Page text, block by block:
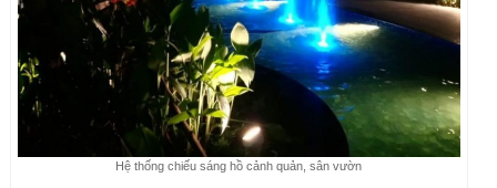
Hệ thống chiếu sáng hồ cảnh quản, sân vườn